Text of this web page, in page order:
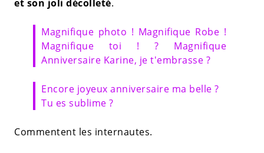
et son joli décolleté.
Magnifique photo ! Magnifique Robe !
Magnifique toi ! ? Magnifique
Anniversaire Karine, je t'embrasse ?
Encore joyeux anniversaire ma belle ?
Tu es sublime ?
Commentent les internautes.